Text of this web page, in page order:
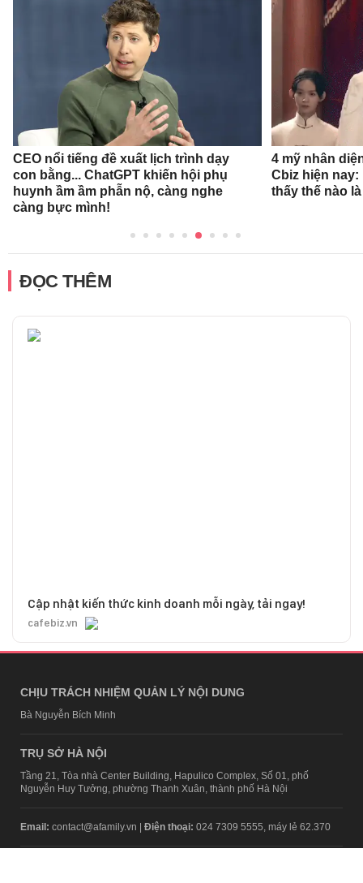
CEO nổi tiếng đề xuất lịch trình dạy
con bằng... ChatGPT khiến hội phụ
huynh ầm ầm phẫn nộ, càng nghe
càng bực mình!
4 mỹ nhân
Cbiz hiện nay:
thấy thế nào
ĐỌC THÊM
Cập nhật kiến thức kinh doanh mỗi ngày, tải ngay!
cafebiz.vn
CHỊU TRÁCH NHIỆM QUẢN LÝ NỘI DUNG
Bà Nguyễn Bích Minh
TRỤ SỞ HÀ NỘI
Tầng 21, Tòa nhà Center Building, Hapulico Complex, Số 01, phố
Nguyễn Huy Tưởng, phường Thanh Xuân, thành phố Hà Nội
Email: contact@afamily.vn | Điện thoại: 024 7309 5555, máy lẻ 62.370